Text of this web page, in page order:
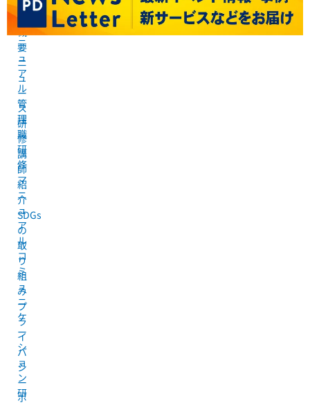
概
要
ニ
ュ
ー
ス
研
修
講
師
紹
介
SDGs
の
取
り
組
み
プ
ラ
イ
バ
シ
ー
ポ
修
マ
ニ
ュ
ア
ル
管
理
職
研
修
マ
ニ
ュ
ア
ル
コ
ミ
ュ
ニ
ケ
ー
シ
ョ
ン
研